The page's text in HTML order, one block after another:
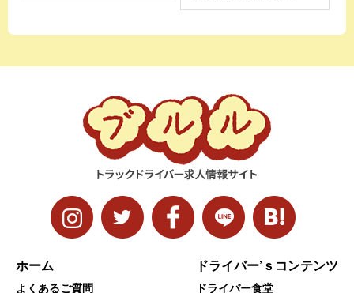
ホーム
よくあるご質問
ドライバー’ｓコンテンツ
ドライバー食堂